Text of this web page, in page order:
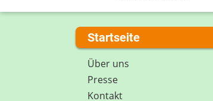
Startseite
Über uns
Presse
Kontakt